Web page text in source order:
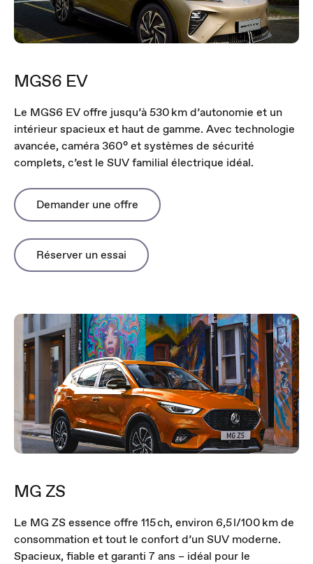
MGS6 EV
Le MGS6 EV offre jusqu’à 530 km d’autonomie et un
intérieur spacieux et haut de gamme. Avec technologie
avancée, caméra 360° et systèmes de sécurité
complets, c’est le SUV familial électrique idéal.
Demander une offre
Réserver un essai
MG ZS
Le MG ZS essence offre 115 ch, environ 6,5 l/100 km de
consommation et tout le confort d’un SUV moderne.
Spacieux, fiable et garanti 7 ans – idéal pour le